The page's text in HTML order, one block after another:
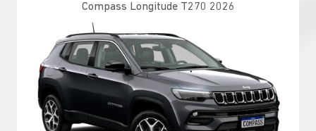
Compass Longitude T270 2026